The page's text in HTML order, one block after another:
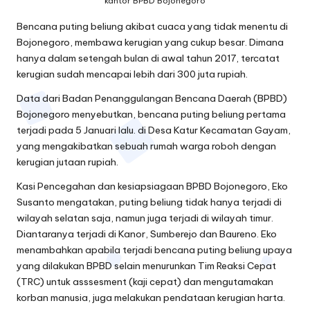
Bencana puting beliung akibat cuaca yang tidak menentu di
Bojonegoro, membawa kerugian yang cukup besar. Dimana
hanya dalam setengah bulan di awal tahun 2017, tercatat
kerugian sudah mencapai lebih dari 300 juta rupiah.
Data dari Badan Penanggulangan Bencana Daerah (BPBD)
Bojonegoro menyebutkan, bencana puting beliung pertama
terjadi pada 5 Januari lalu. di Desa Katur Kecamatan Gayam,
yang mengakibatkan sebuah rumah warga roboh dengan
kerugian jutaan rupiah.
Kasi Pencegahan dan kesiapsiagaan BPBD Bojonegoro, Eko
Susanto mengatakan, puting beliung tidak hanya terjadi di
wilayah selatan saja, namun juga terjadi di wilayah timur.
Diantaranya terjadi di Kanor, Sumberejo dan Baureno. Eko
menambahkan apabila terjadi bencana puting beliung upaya
yang dilakukan BPBD selain menurunkan Tim Reaksi Cepat
(TRC) untuk asssesment (kaji cepat) dan mengutamakan
korban manusia, juga melakukan pendataan kerugian harta.